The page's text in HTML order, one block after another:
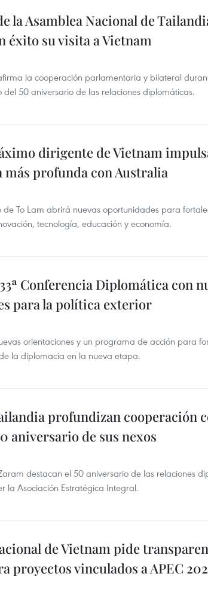
la Asamblea Nacional de
éxito su visita a Vietnam
la cooperación parlamentaria y bilateral
del 50 aniversario de las relaciones diplomáticas.
dirigente de Vietnam
más profunda con Australia
de To Lam abrirá nuevas oportunidades para
tecnología, educación y economía.
Conferencia Diplomática con
para la política exterior
orientaciones y un programa de acción para
la diplomacia en la nueva etapa.
profundizan cooperación
aniversario de sus nexos
destacan el 50 aniversario de las relaciones
la Asociación Estratégica Integral.
de Vietnam pide
proyectos vinculados a APEC